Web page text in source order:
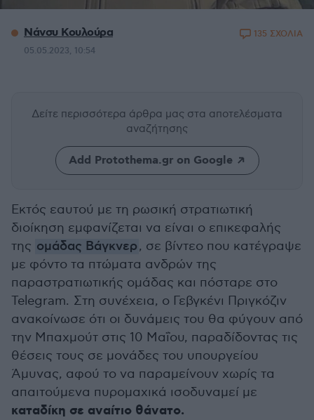
Νάνσυ Κουλούρα
05.05.2023, 10:54
135 ΣΧΟΛΙΑ
Δείτε περισσότερα άρθρα μας στα αποτελέσματα
αναζήτησης
Add Protothema.gr on Google
Εκτός εαυτού με τη ρωσική στρατιωτική
διοίκηση εμφανίζεται να είναι ο επικεφαλής
της ομάδας Βάγκνερ, σε βίντεο που κατέγραψε
με φόντο τα πτώματα ανδρών της
παραστρατιωτικής ομάδας και πόσταρε στο
Telegram. Στη συνέχεια, ο Γεβγκένι Πριγκόζιν
ανακοίνωσε ότι οι δυνάμεις του θα φύγουν από
την Μπαχμούτ στις 10 Μαΐου, παραδίδοντας τις
θέσεις τους σε μονάδες του υπουργείου
Άμυνας, αφού το να παραμείνουν χωρίς τα
απαιτούμενα πυρομαχικά ισοδυναμεί με
καταδίκη σε αναίτιο θάνατο.